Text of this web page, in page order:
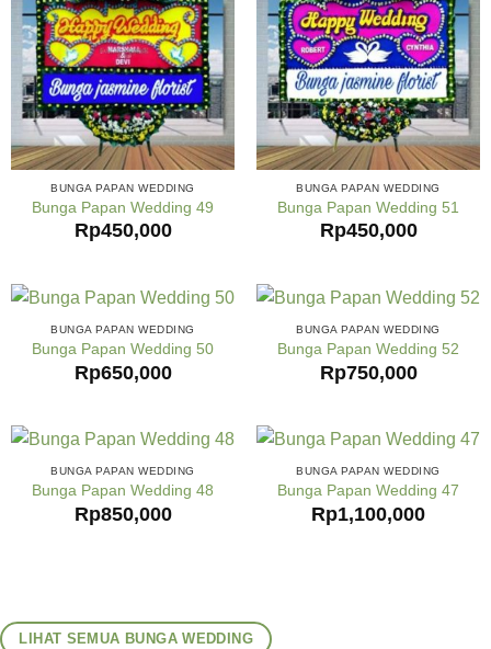
BUNGA PAPAN WEDDING
Bunga Papan Wedding 49
Rp450,000
BUNGA PAPAN WEDDING
Bunga Papan Wedding 51
Rp450,000
BUNGA PAPAN WEDDING
Bunga Papan Wedding 50
Rp650,000
BUNGA PAPAN WEDDING
Bunga Papan Wedding 52
Rp750,000
BUNGA PAPAN WEDDING
Bunga Papan Wedding 48
Rp850,000
BUNGA PAPAN WEDDING
Bunga Papan Wedding 47
Rp1,100,000
LIHAT SEMUA BUNGA WEDDING